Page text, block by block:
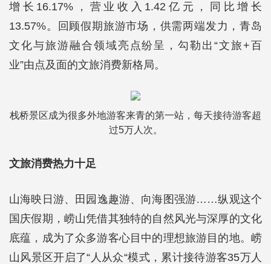
增长16.17%，营业收入1.42亿元，同比增长
13.57%。回顾假期旅游市场，供需两端发力，青岛
文化与旅游融合领域亮点纷呈，勾勒出“文旅+百
业”由点及面的文旅消费新格局。
栈桥景区成为很多外地游客来青的第一站，每天接待游客超
过5万人次。
文旅消费热力十足
山海映日游、田园逸趣游、向海图强游……纵观这个
国庆假期，崂山凭借其独特的自然风光与深厚的文化
底蕴，成为了众多游客心目中的理想旅游目的地。崂
山风景区开启了“人从众“模式，累计接待游客35万人